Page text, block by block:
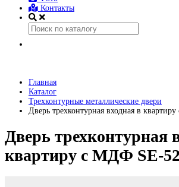
Контакты
Главная
Каталог
Трехконтурные металлические двери
Дверь трехконтурная входная в
Дверь трехконтурная
квартиру с МДФ SE-